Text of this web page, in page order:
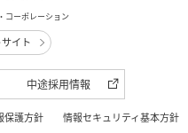
コーポレーション
イト
中途採用情報
保護方針 情報セキュリティ基本方針